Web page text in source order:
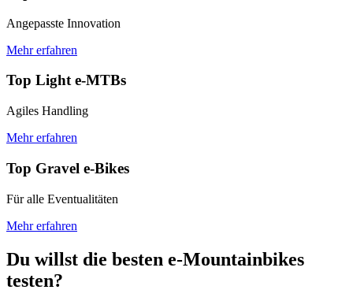
Angepasste Innovation
Mehr erfahren
Top Light e-MTBs
Agiles Handling
Mehr erfahren
Top Gravel e-Bikes
Für alle Eventualitäten
Mehr erfahren
Du willst die besten e-Mountainbikes
testen?​